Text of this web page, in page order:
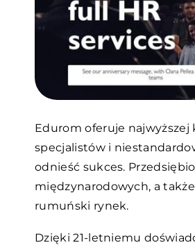
Edurom oferuje najwyższej
specjalistów i
odnieść sukces.
międzynarodowych, a
rumuński rynek.
Dzięki 21-letniemu